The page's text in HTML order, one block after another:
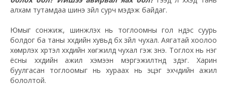
алхам тутамдаа шинэ зүйл сурч мэдэж байдаг.
Юмыг сонжиж, шинжлэх нь тоглоомны гол үндэс суурь
болдог ба таны хүүхдийн хувьд бүх зүйл чухал. Аягатай хоолоо
хөмрүүлэх хүртэл хүүхдийн хөгжилд чухал гэж үзнэ. Тоглох нь нэг
ёсны хүүхдийн ажил хэмээн мэргэжилтнүүд үздэг. Харин
буулгасан тоглоомыг нь хураах нь эцэг эхчүүдийн ажил
бололтой.